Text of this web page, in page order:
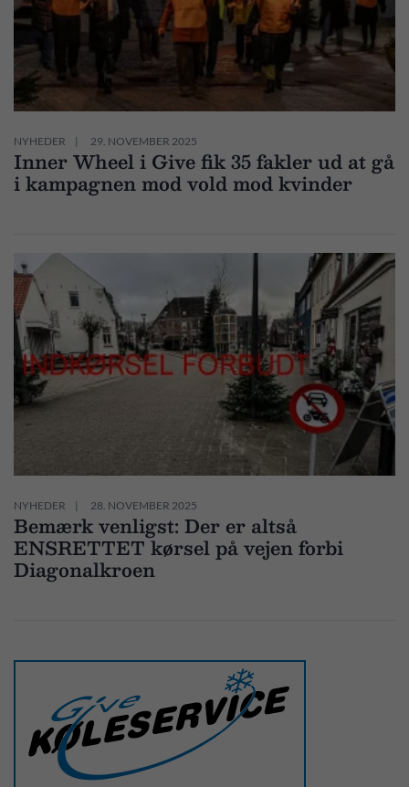
NYHEDER 29. NOVEMBER 2025
Inner Wheel i Give fik 35 fakler ud at gå
i kampagnen mod vold mod kvinder
NYHEDER 28. NOVEMBER 2025
Bemærk venligst: Der er altså
ENSRETTET kørsel på vejen forbi
Diagonalkroen